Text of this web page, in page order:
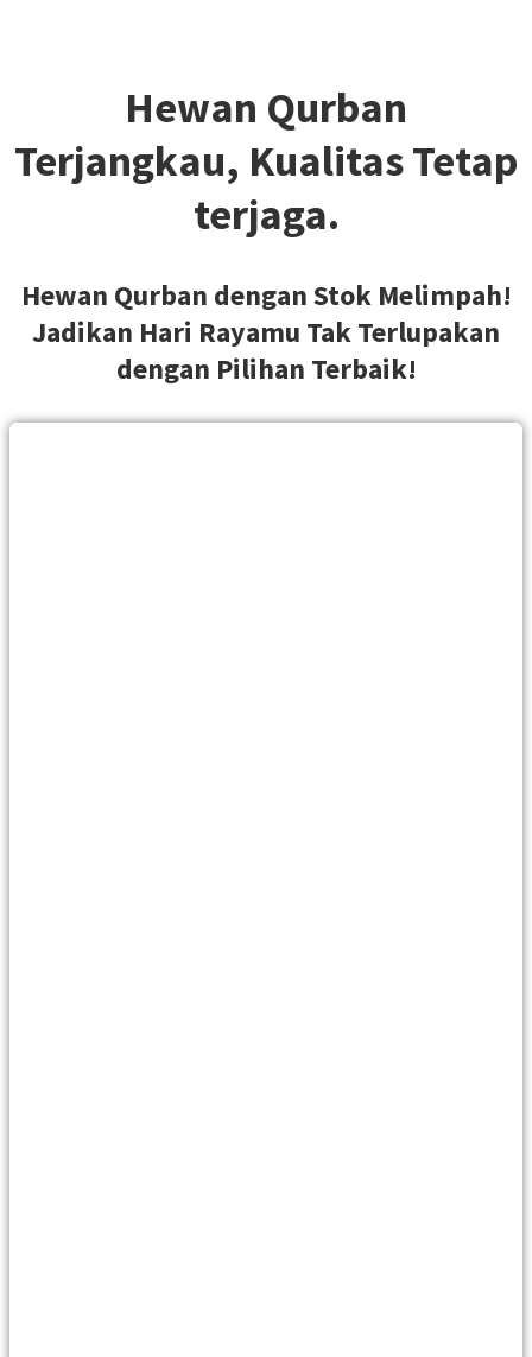
Hewan Qurban
Terjangkau, Kualitas Tetap
terjaga.
Hewan Qurban dengan Stok Melimpah!
Jadikan Hari Rayamu Tak Terlupakan
dengan Pilihan Terbaik!